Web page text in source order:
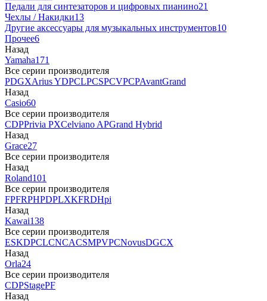
Педали для синтезаторов и цифровых пианино21
Чехлы / Накидки13
Другие аксессуары для музыкальных инструментов10
Прочее6
Назад
Yamaha171
Все серии производителя
PDGXArius YDPCLPCSPCVPCPAvantGrand
Назад
Casio60
Все серии производителя
CDPPrivia PXCelviano APGrand Hybrid
Назад
Grace27
Все серии производителя
Назад
Roland101
Все серии производителя
FPFRPHPDPLXKFRDHpi
Назад
Kawai138
Все серии производителя
ESKDPCLCNCACSMPVPCNovusDGCX
Назад
Orla24
Все серии производителя
CDPStagePF
Назад